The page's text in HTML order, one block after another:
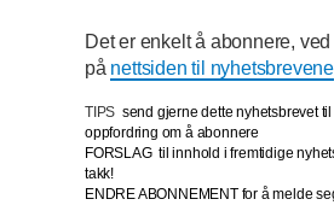
Det er enkelt å abonnere,
på nettsiden til nyhetsbrevene
TIPS send gjerne dette nyhetsbrevet
oppfordring om å abonnere
FORSLAGtil innhold i fremtidige
takk!
ENDRE ABONNEMENT for å melde